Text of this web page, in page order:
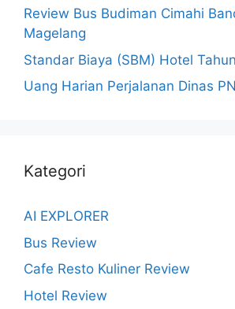
Review Bus Budiman Cimahi
Magelang
Standar Biaya (SBM) Hotel
Uang Harian Perjalanan Dinas
Kategori
AI EXPLORER
Bus Review
Cafe Resto Kuliner Review
Hotel Review